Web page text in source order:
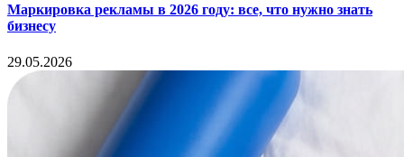
Маркировка рекламы в 2026 году: все, что нужно знать
бизнесу
29.05.2026